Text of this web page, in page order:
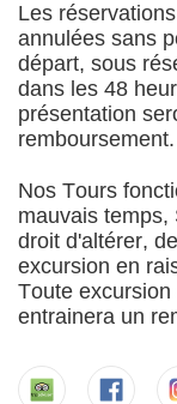
Les
annulées sans
départ, sous
dans les 48
présentation
remboursement.
Nos Tours
mauvais temps,
droit d'altérer,
excursion en
Toute
entrainera un